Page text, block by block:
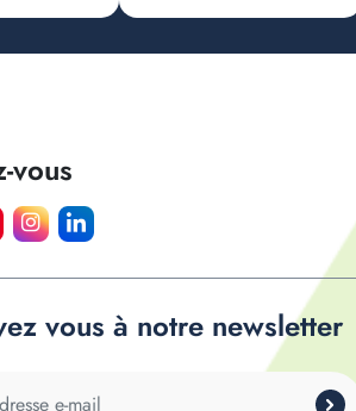
vous
vous à notre newsletter